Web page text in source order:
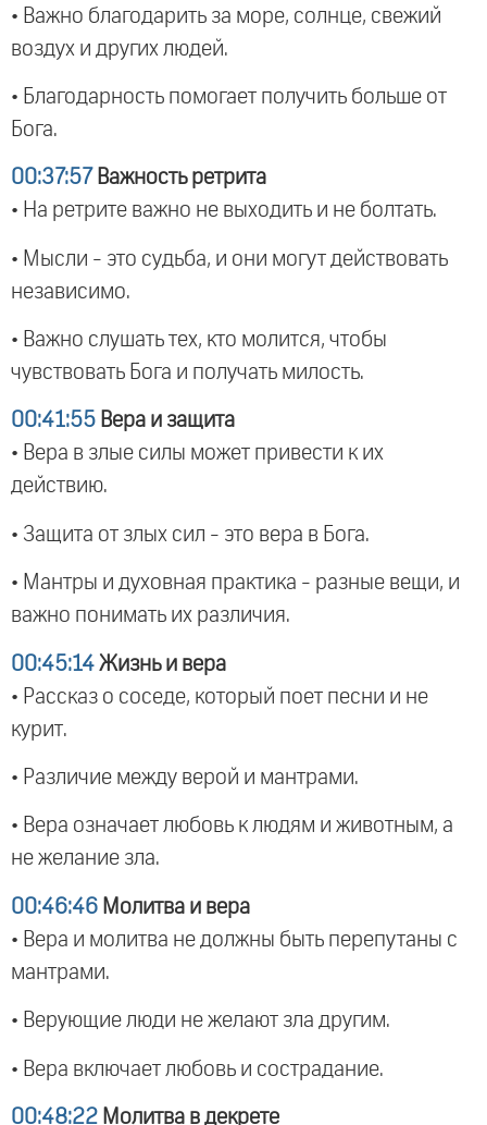
• Важно благодарить за море, солнце, свежий
воздух и других людей.
• Благодарность помогает получить больше от
Бога.
00:37:57 Важность ретрита
• На ретрите важно не выходить и не болтать.
• Мысли - это судьба, и они могут действовать
независимо.
• Важно слушать тех, кто молится, чтобы
чувствовать Бога и получать милость.
00:41:55 Вера и защита
• Вера в злые силы может привести к их
действию.
• Защита от злых сил - это вера в Бога.
• Мантры и духовная практика - разные вещи, и
важно понимать их различия.
00:45:14 Жизнь и вера
• Рассказ о соседе, который поет песни и не
курит.
• Различие между верой и мантрами.
• Вера означает любовь к людям и животным, а
не желание зла.
00:46:46 Молитва и вера
• Вера и молитва не должны быть перепутаны с
мантрами.
• Верующие люди не желают зла другим.
• Вера включает любовь и сострадание.
00:48:22 Молитва в декрете